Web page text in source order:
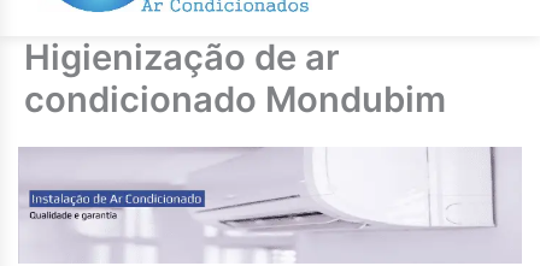
Higienização de ar
condicionado Mondubim